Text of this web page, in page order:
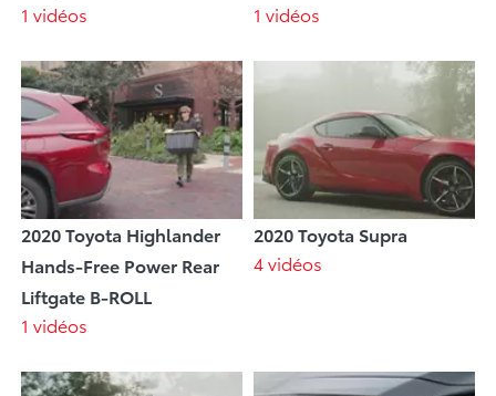
1 vidéos
1 vidéos
2020 Toyota Highlander
Hands-Free Power Rear
Liftgate B-ROLL
1 vidéos
2020 Toyota Supra
4 vidéos